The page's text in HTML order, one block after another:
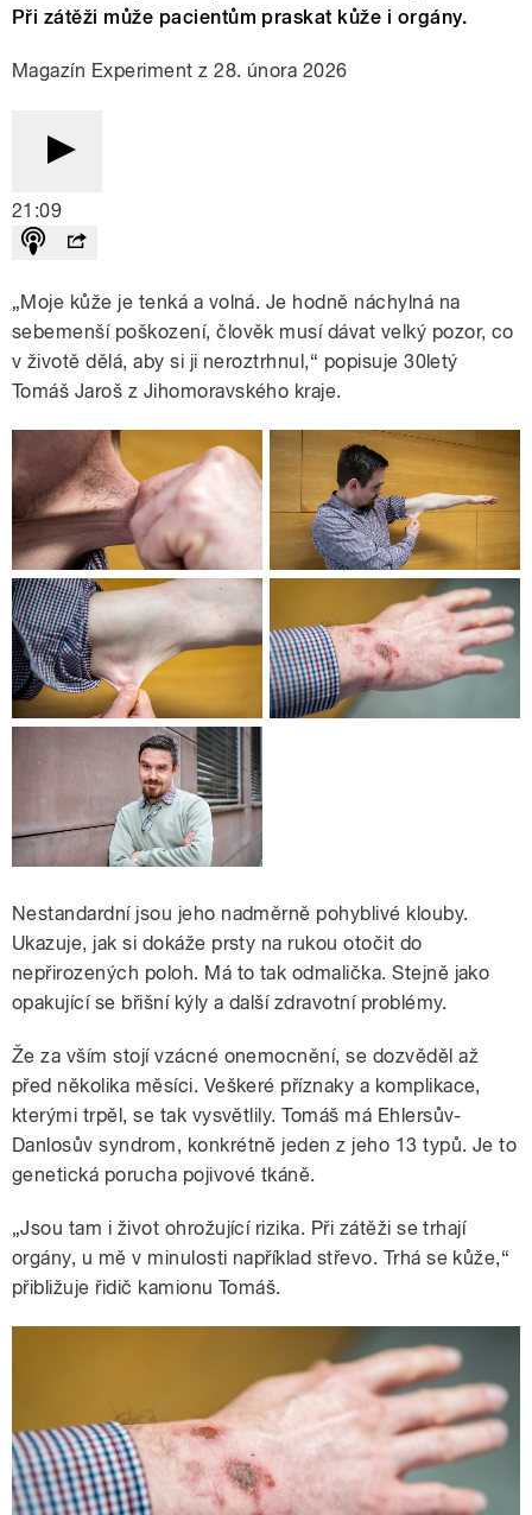
Při zátěži může pacientům praskat kůže i orgány.
Magazín Experiment z 28. února 2026
21:09
„Moje kůže je tenká a volná. Je hodně náchylná na
sebemenší poškození, člověk musí dávat velký pozor, co
v životě dělá, aby si ji neroztrhnul,“ popisuje 30letý
Tomáš Jaroš z Jihomoravského kraje.
Nestandardní jsou jeho nadměrně pohyblivé klouby.
Ukazuje, jak si dokáže prsty na rukou otočit do
nepřirozených poloh. Má to tak odmalička. Stejně jako
opakující se břišní kýly a další zdravotní problémy.
Že za vším stojí vzácné onemocnění, se dozvěděl až
před několika měsíci. Veškeré příznaky a komplikace,
kterými trpěl, se tak vysvětlily. Tomáš má Ehlersův-
Danlosův syndrom, konkrétně jeden z jeho 13 typů. Je to
genetická porucha pojivové tkáně.
„Jsou tam i život ohrožující rizika. Při zátěži se trhají
orgány, u mě v minulosti například střevo. Trhá se kůže,“
přibližuje řidič kamionu Tomáš.